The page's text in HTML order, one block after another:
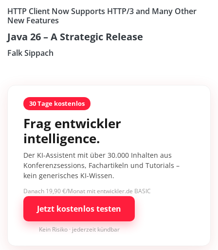
HTTP Client Now Supports HTTP/3 and Many Other
New Features
Java 26 – A Strategic Release
Falk Sippach
30 Tage kostenlos
Frag entwickler
intelligence.
Der KI-Assistent mit über 30.000 Inhalten aus
Konferenzsessions, Fachartikeln und Tutorials –
kein generisches KI-Wissen.
Danach 19,90 €/Monat mit entwickler.de BASIC
Jetzt kostenlos testen
Kein Risiko · jederzeit kündbar